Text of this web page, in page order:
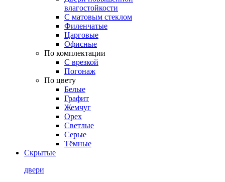
влагостойкости
С матовым стеклом
Филенчатые
Царговые
Офисные
По комплектации
С врезкой
Погонаж
По цвету
Белые
Графит
Жемчуг
Орех
Светлые
Серые
Тёмные
Скрытые
двери